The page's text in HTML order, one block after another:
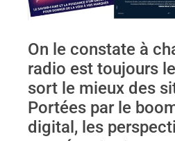
On le constate à
radio est toujours
sort le mieux des
Portées par le
digital, les